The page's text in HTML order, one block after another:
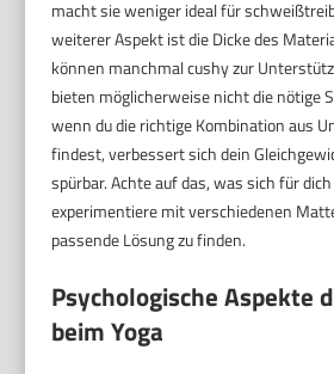
macht sie weniger ideal für
weiterer Aspekt ist die Dicke des
können manchmal cushy zur
bieten möglicherweise nicht die nötige
wenn du die richtige Kombination aus
findest, verbessert sich dein
spürbar. Achte auf das, was sich für
experimentiere mit verschiedenen
passende Lösung zu finden.
Psychologische Aspekte
beim Yoga